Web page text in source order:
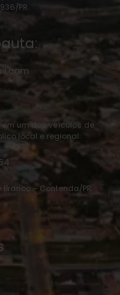
PR.
em um dos veículos de
local e regional:
– Contenda/PR.